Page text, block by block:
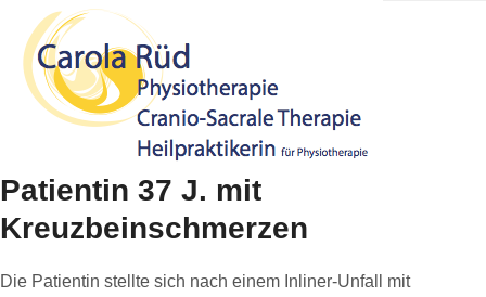
Open
mobile
menu
Close
mobile
menu
Patientin 37 J. mit
Kreuzbeinschmerzen
Die Patientin stellte sich nach einem Inliner-Unfall mit